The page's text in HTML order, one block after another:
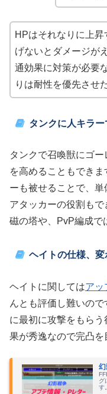
HPはそれなりに上
げないとダメージが
通効果に対策が必要
りは耐性を優先させ
タンクに人キラ
タンクで召喚獣にゴ
を高めることもでき
ーも被せることで、
アタッカーの役割も
磁の塔や、PvP編成で
ヘイトの仕様、変
ヘイトに関してはアッ
んとも評価し難いの
に最初に攻撃をもら
果が秀逸なので完凸を
グ
す。